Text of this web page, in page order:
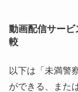
動画配信サー
較
以下は「未満警
ができる、また